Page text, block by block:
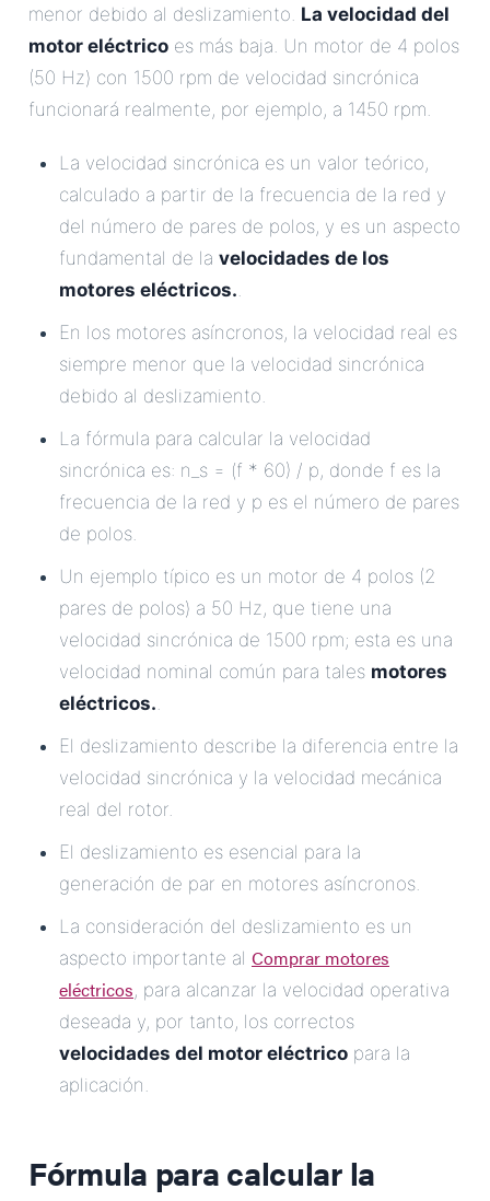
menor debido al deslizamiento. La velocidad del
motor eléctrico es más baja. Un motor de 4 polos
(50 Hz) con 1500 rpm de velocidad sincrónica
funcionará realmente, por ejemplo, a 1450 rpm.
La velocidad sincrónica es un valor teórico,
calculado a partir de la frecuencia de la red y
del número de pares de polos, y es un aspecto
fundamental de la velocidades de los
motores eléctricos..
En los motores asíncronos, la velocidad real es
siempre menor que la velocidad sincrónica
debido al deslizamiento.
La fórmula para calcular la velocidad
sincrónica es: n_s = (f * 60) / p, donde f es la
frecuencia de la red y p es el número de pares
de polos.
Un ejemplo típico es un motor de 4 polos (2
pares de polos) a 50 Hz, que tiene una
velocidad sincrónica de 1500 rpm; esta es una
velocidad nominal común para tales motores
eléctricos..
El deslizamiento describe la diferencia entre la
velocidad sincrónica y la velocidad mecánica
real del rotor.
El deslizamiento es esencial para la
generación de par en motores asíncronos.
La consideración del deslizamiento es un
aspecto importante al Comprar motores
eléctricos, para alcanzar la velocidad operativa
deseada y, por tanto, los correctos
velocidades del motor eléctrico para la
aplicación.
Fórmula para calcular la